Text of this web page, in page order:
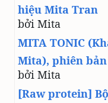
hiệu Mita Tran
bởi Mita
MITA TONIC
Mita), phiên
bởi Mita
[Raw protein]